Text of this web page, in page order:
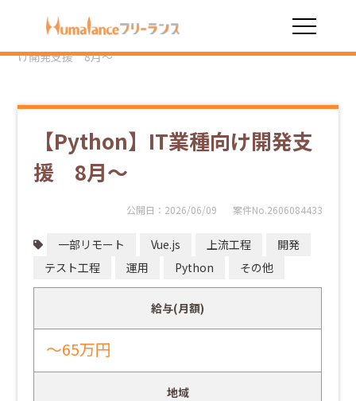
HOME 勤務スタイル
け開発支援 8月～
【Python】IT業種向け開発支
援 8月～
公開日： 2026/06/09 案件No.2606084433
一部リモート Vue.js 上流工程
開発
テスト工程
運用 Python その他
給与(月額)
～65万円
地域